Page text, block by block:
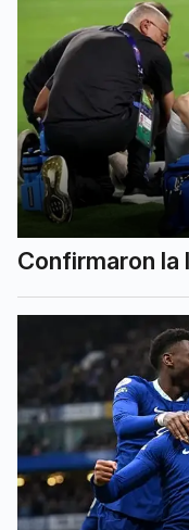
Confirmaron la